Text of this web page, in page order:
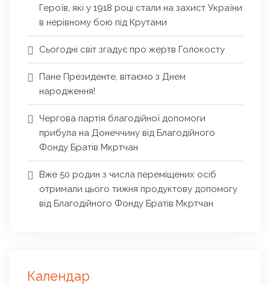
Героїв, які у 1918 році стали на захист України
в нерівному бою під Крутами
Сьогодні світ згадує про жертв Голокосту
Пане Президенте, вітаємо з Днем
народження!
Чергова партія благодійної допомоги
прибула на Донеччину від Благодійного
Фонду Братів Мкртчан
Вже 50 родин з числа переміщених осіб
отримали цього тижня продуктову допомогу
від Благодійного Фонду Братів Мкртчан
Календар